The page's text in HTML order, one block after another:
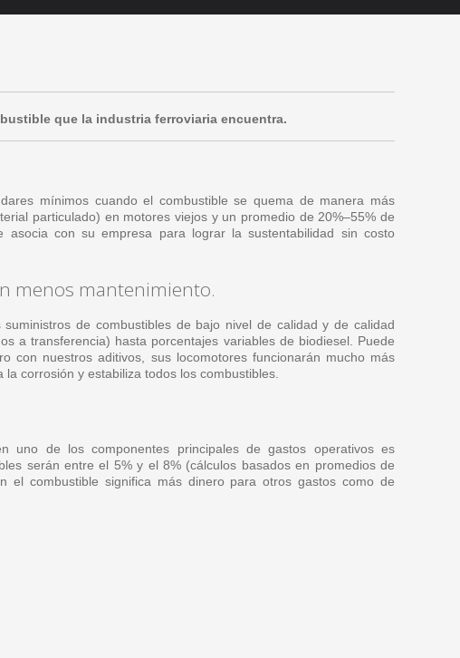
que la industria ferroviaria encuentra.
mínimos cuando el combustible se quema de manera más
particulado) en motores viejos y un promedio de 20%–55% de
con su empresa para lograr la sustentabilidad sin costo
menos mantenimiento.
de combustibles de bajo nivel de calidad y de calidad
a transferencia) hasta porcentajes variables de biodiesel. Puede
con nuestros aditivos, sus locomotores funcionarán mucho más
corrosión y estabiliza todos los combustibles.
de los componentes principales de gastos operativos es
serán entre el 5% y el 8% (cálculos basados en promedios de
el combustible significa más dinero para otros gastos como de